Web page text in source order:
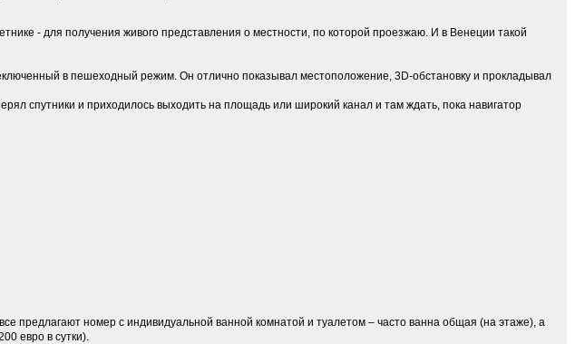
- для получения живого представления о местности, по которой проезжаю. И в Венеции такой
в пешеходный режим. Он отлично показывал местоположение, 3D-обстановку и прокладывал
спутники и приходилось выходить на площадь или широкий канал и там ждать, пока навигатор
предлагают номер с индивидуальной ванной комнатой и туалетом – часто ванна общая (на этаже), а
евро в сутки).